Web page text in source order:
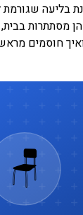
בליעה שגורמת
מסתתרות
חוסמים
🪑